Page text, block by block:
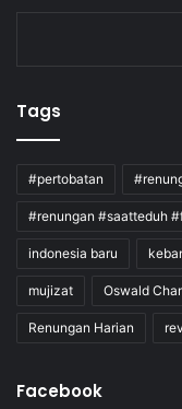
Tags
#pertobatan
#renungan #saatteduh
indonesia baru
mujizat Oswald
Renungan Harian
Facebook